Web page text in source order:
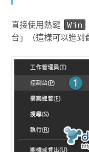
直接使用熱鍵 Win
台」（這樣可以進到